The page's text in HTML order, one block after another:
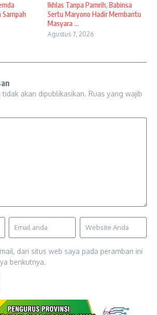
Sampah
Ikhlas Tanpa Pamrih, Babinsa
Sertu Maryono Hadir Membantu
Masyara ...
Agustus 7, 2026
akan dipublikasikan. Ruas yang wajib
dan situs web saya pada peramban ini
berikutnya.